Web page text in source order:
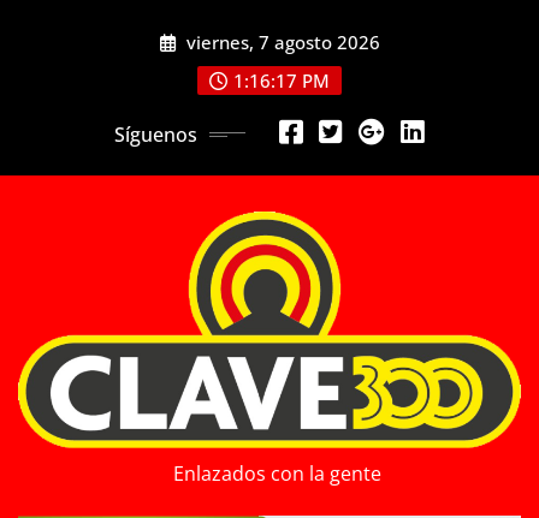
viernes, 7 agosto 2026
1:16:19 PM
Síguenos
Enlazados con la gente